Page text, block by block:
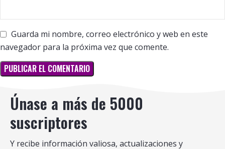
Guarda mi nombre, correo electrónico y web en este
navegador para la próxima vez que comente.
Únase a más de 5000
suscriptores
Y recibe información valiosa, actualizaciones y